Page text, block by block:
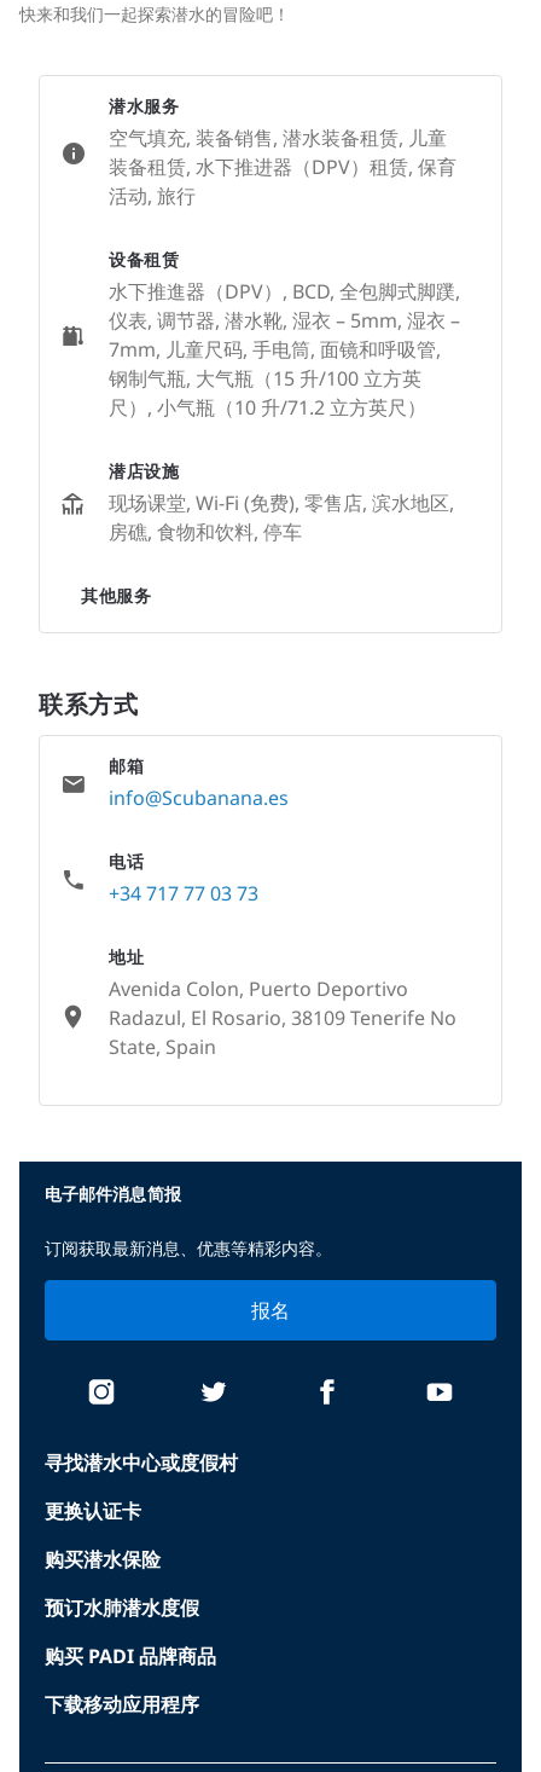
快来和我们一起探索潜水的冒险吧！
潜水服务
空气填充, 装备销售, 潜水装备租赁, 儿童
装备租赁, 水下推进器（DPV）租赁, 保育
活动, 旅行
设备租赁
水下推進器（DPV）, BCD, 全包脚式脚蹼,
仪表, 调节器, 潜水靴, 湿衣 – 5mm, 湿衣 –
7mm, 儿童尺码, 手电筒, 面镜和呼吸管,
钢制气瓶, 大气瓶（15 升/100 立方英
尺）, 小气瓶（10 升/71.2 立方英尺）
潜店设施
现场课堂, Wi-Fi (免费), 零售店, 滨水地区,
房礁, 食物和饮料, 停车
其他服务
联系方式
邮箱
info@Scubanana.es
电话
+34 717 77 03 73
地址
Avenida Colon, Puerto Deportivo
Radazul, El Rosario, 38109 Tenerife No
State, Spain
寻找潜水中心或度假村
更换认证卡
购买潜水保险
预订水肺潜水度假
购买 PADI 品牌商品
下载移动应用程序
电子邮件消息简报
订阅获取最新消息、优惠等精彩内容。
报名